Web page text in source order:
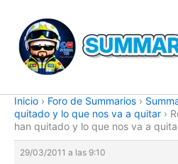
contenido
Inicio › Foro de Summarios ›
quitado y lo que nos va a quitar ›
han quitado y lo que nos va a
29/03/2011 a las 9:10